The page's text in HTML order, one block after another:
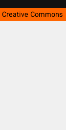
Creative Commons